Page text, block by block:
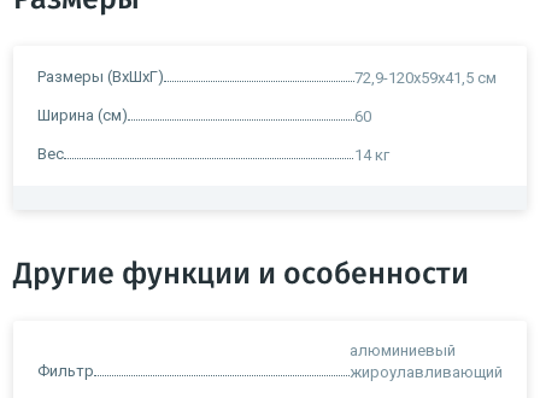
Размеры (ВхШхГ) 72,9-120x59x41,5 см
Ширина (см) 60
Вес 14 кг
Другие функции и особенности
Фильтр
алюминиевый
жироулавливающий